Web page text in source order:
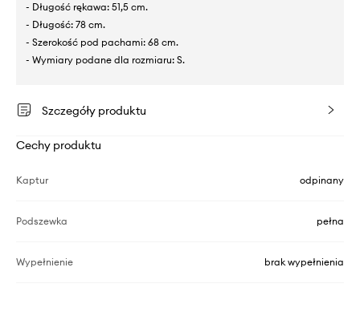
- Długość rękawa: 51,5 cm.
- Długość: 78 cm.
- Szerokość pod pachami: 68 cm.
- Wymiary podane dla rozmiaru: S.
Szczegóły produktu
Cechy produktu
Kaptur odpinany
Podszewka pełna
Wypełnienie brak wypełnienia